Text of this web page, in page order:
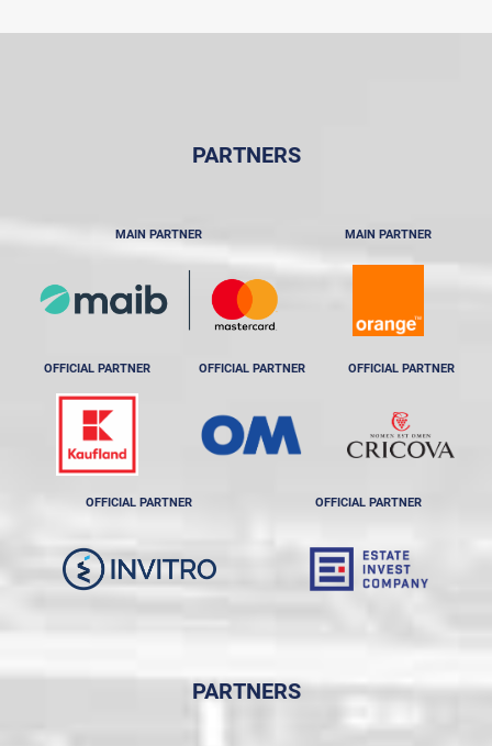
PARTNERS
MAIN PARTNER MAIN PARTNER
OFFICIAL PARTNER OFFICIAL PARTNER OFFICIAL PARTNER
OFFICIAL PARTNER OFFICIAL PARTNER
PARTNERS